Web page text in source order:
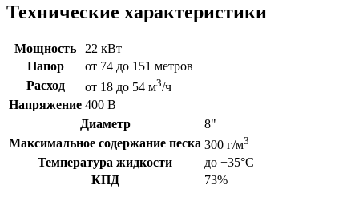
Технические характеристики
Мощность
22 кВт
Напор
от 74 до 151 метров
Расход
от 18 до 54 м3/ч
Напряжение 400 В
Диаметр
8"
Максимальное содержание песка 300 г/м3
Температура жидкости
до +35°C
КПД
73%